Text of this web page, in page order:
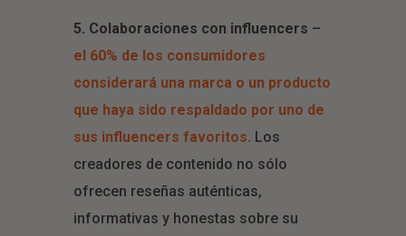
5. Colaboraciones con influencers –
el 60% de los consumidores
considerará una marca o un producto
que haya sido respaldado por uno de
sus influencers favoritos. Los
creadores de contenido no sólo
ofrecen reseñas auténticas,
informativas y honestas sobre su